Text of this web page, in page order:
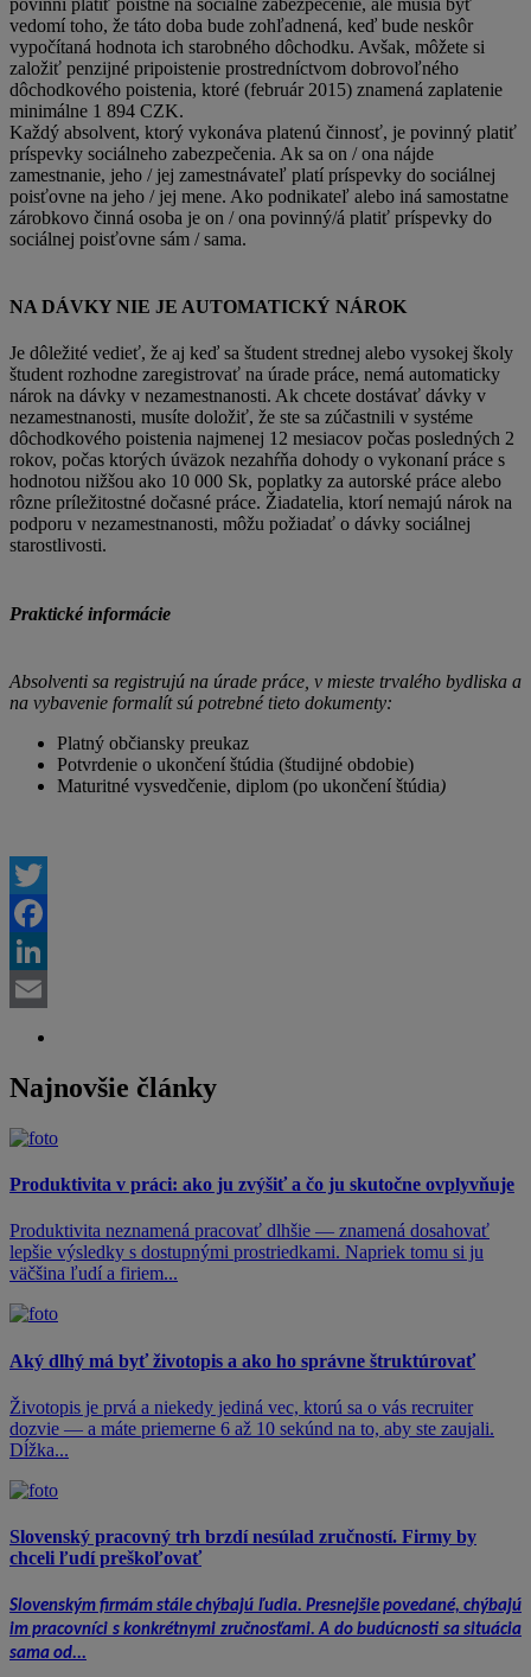
vedomí toho, že táto doba bude zohľadnená, keď bude neskôr
vypočítaná hodnota ich starobného dôchodku. Avšak, môžete si
založiť penzijné pripoistenie prostredníctvom dobrovoľného
dôchodkového poistenia, ktoré (február 2015) znamená zaplatenie
minimálne 1 894 CZK.
Každý absolvent, ktorý vykonáva platenú činnosť, je povinný platiť
príspevky sociálneho zabezpečenia. Ak sa on / ona nájde
zamestnanie, jeho / jej zamestnávateľ platí príspevky do sociálnej
poisťovne na jeho / jej mene. Ako podnikateľ alebo iná samostatne
zárobkovo činná osoba je on / ona povinný/á platiť príspevky do
sociálnej poisťovne sám / sama.
NA DÁVKY NIE JE AUTOMATICKÝ NÁROK
Je dôležité vedieť, že aj keď sa študent strednej alebo vysokej školy
študent rozhodne zaregistrovať na úrade práce, nemá automaticky
nárok na dávky v nezamestnanosti. Ak chcete dostávať dávky v
nezamestnanosti, musíte doložiť, že ste sa zúčastnili v systéme
dôchodkového poistenia najmenej 12 mesiacov počas posledných 2
rokov, počas ktorých úväzok nezahŕňa dohody o vykonaní práce s
hodnotou nižšou ako 10 000 Sk, poplatky za autorské práce alebo
rôzne príležitostné dočasné práce. Žiadatelia, ktorí nemajú nárok na
podporu v nezamestnanosti, môžu požiadať o dávky sociálnej
starostlivosti.
Praktické informácie
Absolventi sa registrujú na úrade práce, v mieste trvalého bydliska a
na vybavenie formalít sú potrebné tieto dokumenty:
Platný občiansky preukaz
Potvrdenie o ukončení štúdia (študijné obdobie)
Maturitné vysvedčenie, diplom (po ukončení štúdia)
Twitter
Facebook
LinkedIn
Najnovšie články
Produktivita v práci: ako ju zvýšiť a čo ju skutočne ovplyvňuje
Produktivita neznamená pracovať dlhšie — znamená dosahovať
lepšie výsledky s dostupnými prostriedkami. Napriek tomu si ju
väčšina ľudí a firiem...
Aký dlhý má byť životopis a ako ho správne štruktúrovať
Životopis je prvá a niekedy jediná vec, ktorú sa o vás recruiter
dozvie — a máte priemerne 6 až 10 sekúnd na to, aby ste zaujali.
Dĺžka...
Slovenský pracovný trh brzdí nesúlad zručností. Firmy by
chceli ľudí preškoľovať
Slovenským firmám stále chýbajú ľudia. Presnejšie povedané, chýbajú
im pracovníci s konkrétnymi zručnosťami. A do budúcnosti sa situácia
sama od...